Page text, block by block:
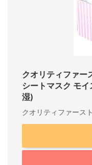
クオリティファ
シートマスク モ
湿)
クオリティファース